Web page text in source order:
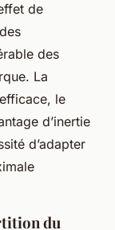
de
des
La
le
d’inertie
d’adapter
du